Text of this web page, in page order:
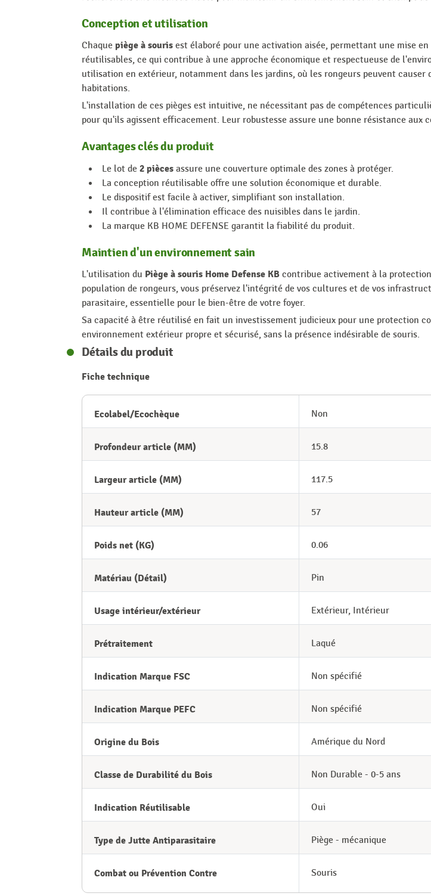
Conception et utilisation
Chaque piège à souris est élaboré pour une activation aisée, permettant une mise
réutilisables, ce qui contribue à une approche économique et respectueuse de
utilisation en extérieur, notamment dans les jardins, où les rongeurs peuvent
habitations.
L'installation de ces pièges est intuitive, ne nécessitant pas de compétences
pour qu'ils agissent efficacement. Leur robustesse assure une bonne résistance
Avantages clés du produit
Le lot de 2 pièces assure une couverture optimale des zones à protéger.
La conception réutilisable offre une solution économique et durable.
Le dispositif est facile à activer, simplifiant son installation.
Il contribue à l'élimination efficace des nuisibles dans le jardin.
La marque KB HOME DEFENSE garantit la fiabilité du produit.
Maintien d'un environnement sain
L'utilisation du Piège à souris Home Defense KB contribue activement à la
population de rongeurs, vous préservez l'intégrité de vos cultures et de vos
parasitaire, essentielle pour le bien-être de votre foyer.
Sa capacité à être réutilisé en fait un investissement judicieux pour une protection
environnement extérieur propre et sécurisé, sans la présence indésirable de souris.
Détails du produit
Fiche technique
Ecolabel/Ecochèque Non
Profondeur article (MM) 15.8
Largeur article (MM) 117.5
Hauteur article (MM) 57
Poids net (KG) 0.06
Matériau (Détail) Pin
Usage intérieur/extérieur Extérieur, Intérieur
Prétraitement Laqué
Indication Marque FSC Non spécifié
Indication Marque PEFC Non spécifié
Origine du Bois Amérique du Nord
Classe de Durabilité du Bois Non Durable - 0-5 ans
Indication Réutilisable Oui
Type de Jutte Antiparasitaire Piège - mécanique
Combat ou Prévention Contre Souris